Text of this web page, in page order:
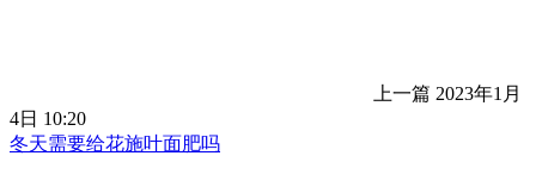
上一篇 2023年1月
4日 10:20
冬天需要给花施叶面肥吗